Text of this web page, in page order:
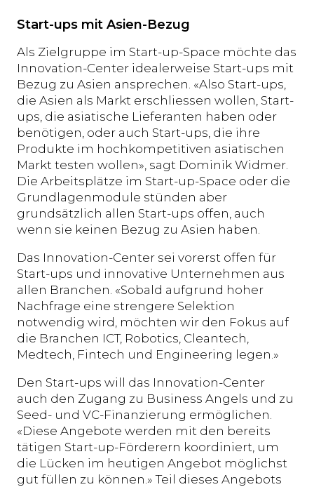
Start-ups mit Asien-Bezug
Als Zielgruppe im Start-up-Space möchte das
Innovation-Center idealerweise Start-ups mit
Bezug zu Asien ansprechen. «Also Start-ups,
die Asien als Markt erschliessen wollen, Start-
ups, die asiatische Lieferanten haben oder
benötigen, oder auch Start-ups, die ihre
Produkte im hochkompetitiven asiatischen
Markt testen wollen», sagt Dominik Widmer.
Die Arbeitsplätze im Start-up-Space oder die
Grundlagenmodule stünden aber
grundsätzlich allen Start-ups offen, auch
wenn sie keinen Bezug zu Asien haben.
Das Innovation-Center sei vorerst offen für
Start-ups und innovative Unternehmen aus
allen Branchen. «Sobald aufgrund hoher
Nachfrage eine strengere Selektion
notwendig wird, möchten wir den Fokus auf
die Branchen ICT, Robotics, Cleantech,
Medtech, Fintech und Engineering legen.»
Den Start-ups will das Innovation-Center
auch den Zugang zu Business Angels und zu
Seed- und VC-Finanzierung ermöglichen.
«Diese Angebote werden mit den bereits
tätigen Start-up-Förderern koordiniert, um
die Lücken im heutigen Angebot möglichst
gut füllen zu können.» Teil dieses Angebots